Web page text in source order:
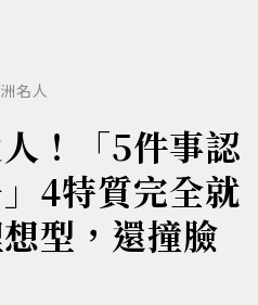
名人
！「5件事認
4特質完全就
型，還撞臉